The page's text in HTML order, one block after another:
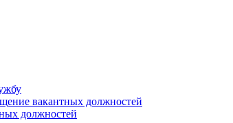
вакантных должностей
должностей